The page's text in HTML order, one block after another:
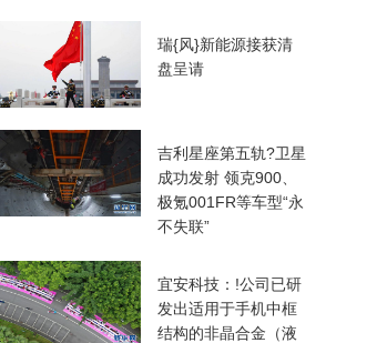
瑞{风}新能源接获清
盘呈请
吉利星座第五轨?卫星
成功发射 领克900、
极氪001FR等车型“永
不失联”
宜安科技：!公司已研
发出适用于手机中框
结构的非晶合金（液